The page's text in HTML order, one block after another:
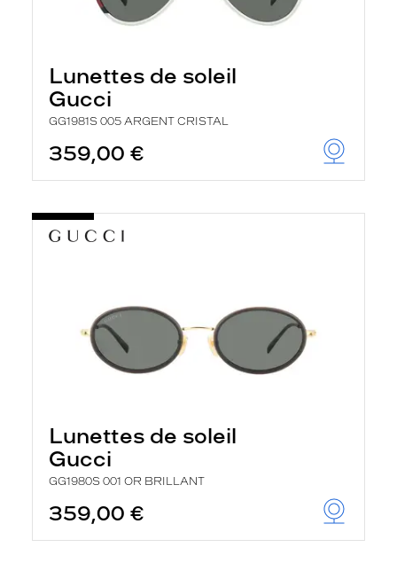
Lunettes de soleil
Gucci
GG1981S 005 ARGENT CRISTAL
359,00 €
Lunettes de soleil
Gucci
GG1980S 001 OR BRILLANT
359,00 €